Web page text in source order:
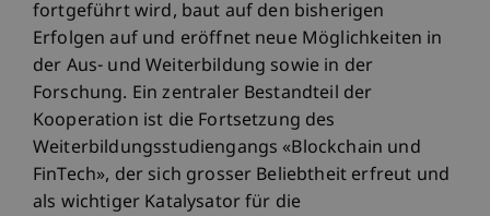
fortgeführt wird, baut auf den bisherigen
Erfolgen auf und eröffnet neue Möglichkeiten in
der Aus- und Weiterbildung sowie in der
Forschung. Ein zentraler Bestandteil der
Kooperation ist die Fortsetzung des
Weiterbildungsstudiengangs «Blockchain und
FinTech», der sich grosser Beliebtheit erfreut und
als wichtiger Katalysator für die